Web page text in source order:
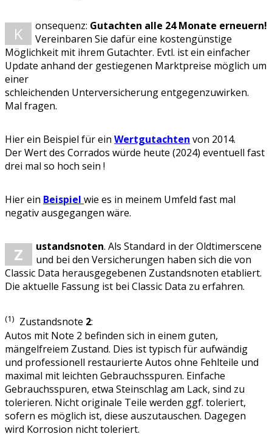
K onsequenz: Gutachten alle 24 Monate erneuern!
Vereinbaren Sie dafür eine kostengünstige
Möglichkeit mit ihrem Gutachter. Evtl. ist ein einfacher
Update anhand der gestiegenen Marktpreise möglich um
einer
schleichenden Unterversicherung entgegenzuwirken.
Mal fragen.
Hier ein Beispiel für ein Wertgutachten von 2014.
Der Wert des Corrados würde heute (2024) eventuell fast
drei mal so hoch sein !
Hier ein Beispiel wie es in meinem Umfeld fast mal
negativ ausgegangen wäre.
Z ustandsnoten. Als Standard in der Oldtimerscene
und bei den Versicherungen haben sich die von
Classic Data herausgegebenen Zustandsnoten etabliert.
Die aktuelle Fassung ist bei Classic Data zu erfahren.
(1) Zustandsnote 2:
Autos mit Note 2 befinden sich in einem guten,
mängelfreiem Zustand. Dies ist typisch für aufwändig
und professionell restaurierte Autos ohne Fehlteile und
maximal mit leichten Gebrauchsspuren. Einfache
Gebrauchsspuren, etwa Steinschlag am Lack, sind zu
tolerieren. Nicht originale Teile werden ggf. toleriert,
sofern es möglich ist, diese auszutauschen. Dagegen
wird Korrosion nicht toleriert.